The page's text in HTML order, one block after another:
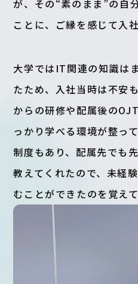
が、その“素のまま”の自
ことに、ご縁を感じて入
大学ではIT関連の知識は
たため、入社当時は不安
からの研修や配属後の
っかり学べる環境が整っ
制度もあり、配属先でも
教えてくれたので、未経
むことができたのを覚えて